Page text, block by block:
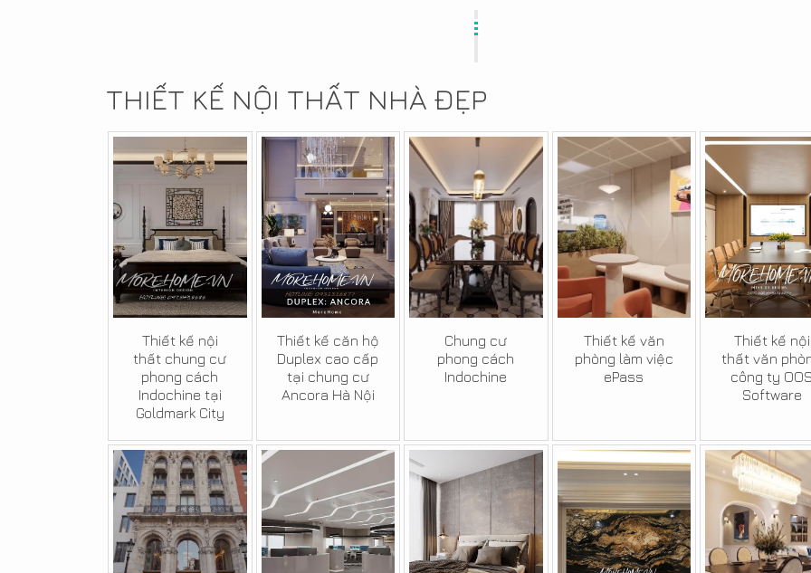
THIẾT KẾ NỘI THẤT NHÀ ĐẸP
Thiết kế nội
thất chung cư
phong cách
Indochine tại
Goldmark City
Thiết kế căn hộ
Duplex cao cấp
tại chung cư
Ancora Hà Nội
Chung cư
phong cách
Indochine
Thiết kế văn
phòng làm việc
ePass
Thiết kế nội
thất văn
công ty
Software